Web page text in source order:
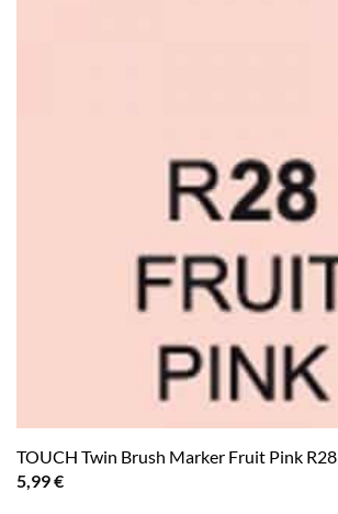
TOUCH Twin Brush Marker Fruit Pink R28
5,99€